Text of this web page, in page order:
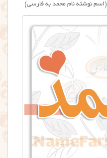
نوشته نام محمد به فارسی)